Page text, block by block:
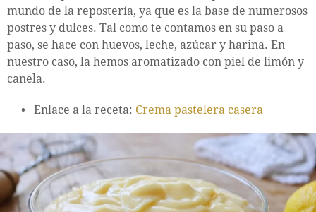
mundo de la repostería, ya que es la base de numerosos
postres y dulces. Tal como te contamos en su paso a
paso, se hace con huevos, leche, azúcar y harina. En
nuestro caso, la hemos aromatizado con piel de limón y
canela.
Enlace a la receta: Crema pastelera casera